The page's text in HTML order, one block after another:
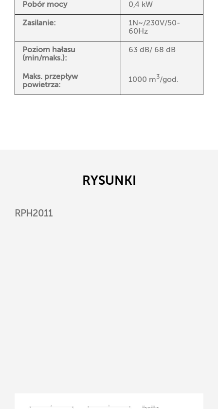
Pobór mocy 0,4 kW
Zasilanie:
1N~/230V/50-
60Hz
Poziom hałasu
(min/maks.):
63 dB/ 68 dB
Maks. przepływ
powietrza:
1000 m3/god.
RYSUNKI
RPH2011